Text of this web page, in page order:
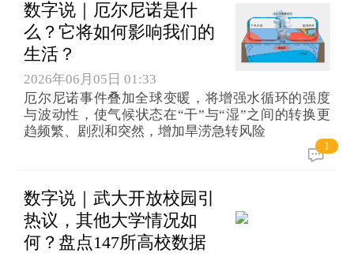
数字说｜厄尔尼诺是什
么？它将如何影响我们的
生活？
2026年06月05日 01:33
厄尔尼诺事件叠加全球变暖，将增强水循环的强度
与波动性，使气候状态在“干”与“湿”之间的转换更
趋频繁、剧烈和突然，增加旱涝急转风险
1
数字说｜武大开放校园引
热议，其他大学情况如
何？盘点147所高校数据